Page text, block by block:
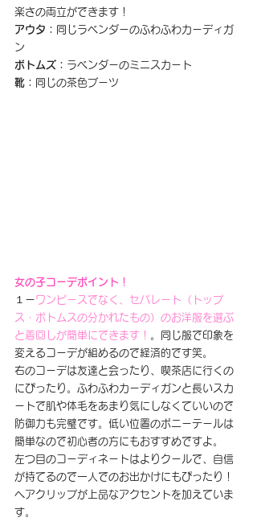
楽さの両立ができます！
アウタ： 同じラベンダーのふわふわカーディガ
ン
ボトムズ： ラベンダーのミニスカート
靴： 同じの茶色ブーツ
女の子コーデポイント！
１ーワンピースでなく、セパレート（トップ
ス・ボトムスの分かれたもの）のお洋服を選ぶ
と着回しが簡単にできます！
。同じ服で印象を
変えるコーデが組めるので経済的です笑。
右のコーデは友達と会ったり、喫茶店に行くの
にぴったり。ふわふわカーディガンと長いスカ
ートで肌や体毛をあまり気にしなくていいので
防御力も完璧です。低い位置のポニーテールは
簡単なので初心者の方にもおすすめですよ。
左つ目のコーディネートはよりクールで、自信
が持てるので一人でのお出かけにもぴったり！
ヘアクリップが上品なアクセントを加えていま
す。